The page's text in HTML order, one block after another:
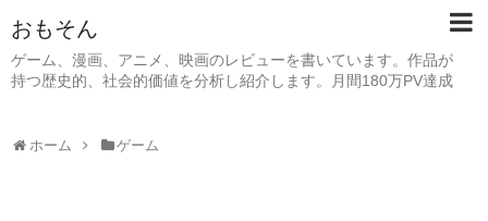
おもそん
ゲーム、漫画、アニメ、映画のレビューを書いています。作品が
持つ歴史的、社会的価値を分析し紹介します。月間180万PV達成
ホーム ゲーム